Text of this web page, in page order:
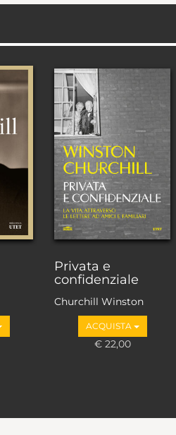
Privata e
confidenziale
Churchill Winston
ACQUISTA
€ 22,00